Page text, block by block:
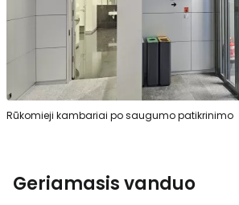
Rūkomieji kambariai po saugumo patikrinimo
Geriamasis vanduo